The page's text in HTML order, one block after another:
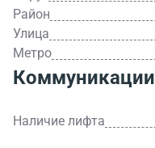
Район
Улица
Метро
Коммуникации
Наличие лифта